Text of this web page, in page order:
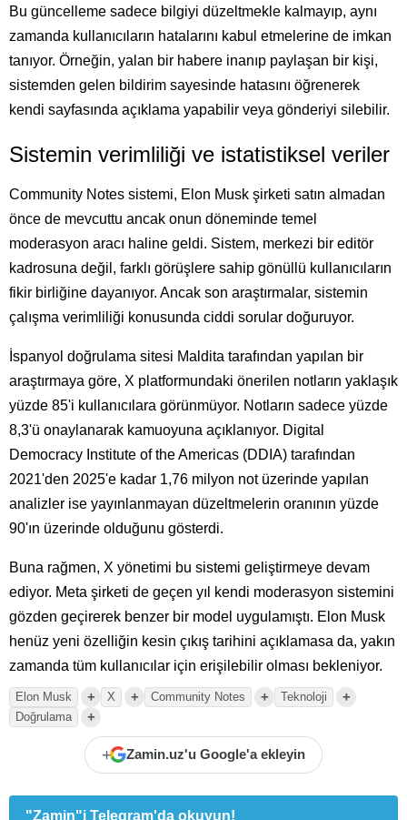
Bu güncelleme sadece bilgiyi düzeltmekle kalmayıp, aynı
zamanda kullanıcıların hatalarını kabul etmelerine de imkan
tanıyor. Örneğin, yalan bir habere inanıp paylaşan bir kişi,
sistemden gelen bildirim sayesinde hatasını öğrenerek
kendi sayfasında açıklama yapabilir veya gönderiyi silebilir.
Sistemin verimliliği ve istatistiksel veriler
Community Notes sistemi, Elon Musk şirketi satın almadan
önce de mevcuttu ancak onun döneminde temel
moderasyon aracı haline geldi. Sistem, merkezi bir editör
kadrosuna değil, farklı görüşlere sahip gönüllü kullanıcıların
fikir birliğine dayanıyor. Ancak son araştırmalar, sistemin
çalışma verimliliği konusunda ciddi sorular doğuruyor.
İspanyol doğrulama sitesi Maldita tarafından yapılan bir
araştırmaya göre, X platformundaki önerilen notların yaklaşık
yüzde 85'i kullanıcılara görünmüyor. Notların sadece yüzde
8,3'ü onaylanarak kamuoyuna açıklanıyor. Digital
Democracy Institute of the Americas (DDIA) tarafından
2021'den 2025'e kadar 1,76 milyon not üzerinde yapılan
analizler ise yayınlanmayan düzeltmelerin oranının yüzde
90'ın üzerinde olduğunu gösterdi.
Buna rağmen, X yönetimi bu sistemi geliştirmeye devam
ediyor. Meta şirketi de geçen yıl kendi moderasyon sistemini
gözden geçirerek benzer bir model uygulamıştı. Elon Musk
henüz yeni özelliğin kesin çıkış tarihini açıklamasa da, yakın
zamanda tüm kullanıcılar için erişilebilir olması bekleniyor.
Elon Musk + X + Community Notes + Teknoloji +
Doğrulama +
+ Zamin.uz'u Google'a ekleyin
"Zamin"i Telegram'da okuyun!